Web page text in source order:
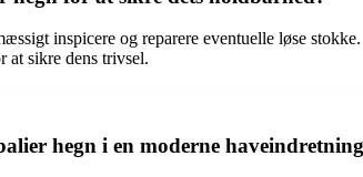
inspicere og reparere eventuelle løse
at sikre dens trivsel.
hegn i en moderne